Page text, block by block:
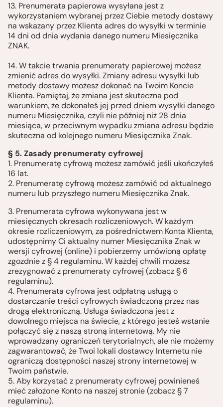
13. Prenumerata papierowa wysyłana jest z
wykorzystaniem wybranej przez Ciebie metody dostawy
na wskazany przez Klienta adres do wysyłki w terminie
14 dni od dnia wydania danego numeru Miesięcznika
ZNAK.
14. W takcie trwania prenumeraty papierowej możesz
zmienić adres do wysyłki. Zmiany adresu wysyłki lub
metody dostawy możesz dokonać na Twoim Koncie
Klienta. Pamiętaj, że zmiana jest skuteczna pod
warunkiem, że dokonałeś jej przed dniem wysyłki danego
numeru Miesięcznika, czyli nie później niż 28 dnia
miesiąca, w przeciwnym wypadku zmiana adresu będzie
skuteczna od kolejnego numeru Miesięcznika Znak.
§ 5. Zasady prenumeraty cyfrowej
1. Prenumeratę cyfrową możesz zamówić jeśli ukończyłeś
16 lat.
2. Prenumeratę cyfrową możesz zamówić od aktualnego
numeru lub przyszłego numeru Miesięcznika Znak.
3. Prenumerata cyfrowa wykonywana jest w
miesięcznych okresach rozliczeniowych. W każdym
okresie rozliczeniowym, za pośrednictwem Konta Klienta,
udostępnimy Ci aktualny numer Miesięcznika Znak w
wersji cyfrowej (online) i pobierzemy umówioną opłatę
zgozdnie z § 4 regulaminu. W każdej chwili możesz
zrezygnować z prenumeraty cyfrowej (zobacz § 6
regulaminu).
4. Prenumerata cyfrowa jest odpłatną usługą o
dostarczanie treści cyfrowych świadczoną przez nas
drogą elektroniczną. Usługa świadczona jest z
dowolnego miejsca na świecie, z którego jesteś wstanie
połączyć się z naszą stroną internetową. My nie
wprowadzany ograniczeń terytorialnych, ale nie możemy
zagwarantować, że Twoi lokali dostawcy Internetu nie
ograniczą dostępności naszej strony internetowej w
Twoim państwie.
5. Aby korzystać z prenumeraty cyfrowej powinieneś
mieć założone Konto na naszej stronie (zobacz § 7
regulaminu).